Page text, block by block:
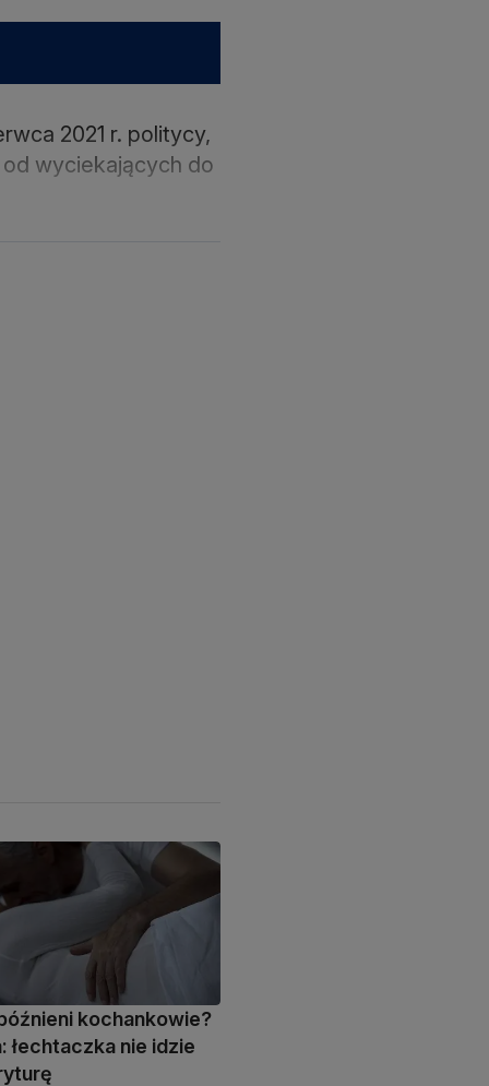
2021 r. politycy,
wyciekających do
kochankowie?
łechtaczka nie idzie